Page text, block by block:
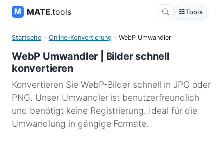
MATE.tools Tools
Startseite Online-Konvertierung WebP Umwandler
WebP Umwandler | Bilder schnell
konvertieren
Konvertieren Sie WebP-Bilder schnell in JPG oder
PNG. Unser Umwandler ist benutzerfreundlich
und benötigt keine Registrierung. Ideal für die
Umwandlung in gängige Formate.